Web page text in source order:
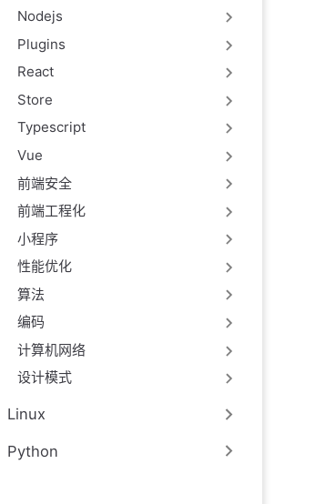
Nodejs
Plugins
React
Store
Typescript
Vue
前端安全
前端工程化
小程序
性能优化
算法
编码
计算机网络
设计模式
Linux
Python